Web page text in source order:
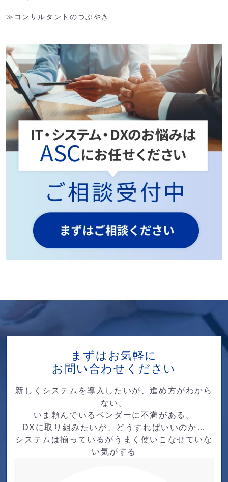
コンサルタントのつぶやき
まずはお気軽に
お問い合わせください
新しくシステムを導入したいが、進め方がわから
ない。
いま頼んでいるベンダーに不満がある。
DXに取り組みたいが、どうすればいいのか…
システムは揃っているがうまく使いこなせていな
い気がする